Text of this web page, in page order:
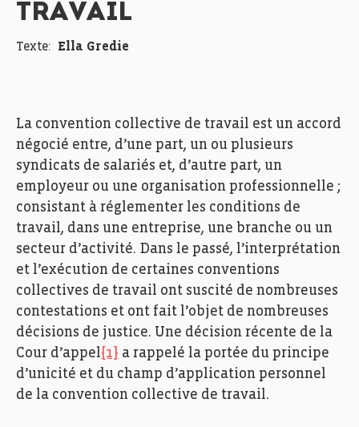
TRAVAIL
Texte: Ella Gredie
La convention collective de travail est un accord
négocié entre, d’une part, un ou plusieurs
syndicats de salariés et, d’autre part, un
employeur ou une organisation professionnelle ;
consistant à réglementer les conditions de
travail, dans une entreprise, une branche ou un
secteur d’activité. Dans le passé, l’interprétation
et l’exécution de certaines conventions
collectives de travail ont suscité de nombreuses
contestations et ont fait l’objet de nombreuses
décisions de justice. Une décision récente de la
Cour d’appel[1] a rappelé la portée du principe
d’unicité et du champ d’application personnel
de la convention collective de travail.